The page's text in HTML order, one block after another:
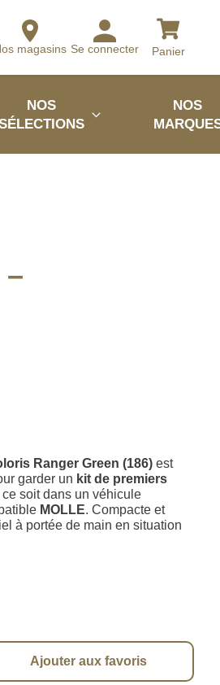
magasins Se connecter Panier
NOS
NOS
Ranger Green (186) est
garder un kit de premiers
soit dans un véhicule
MOLLE. Compacte et
à portée de main en situation
Ajouter aux favoris